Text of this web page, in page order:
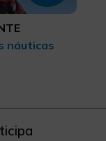
náuticas